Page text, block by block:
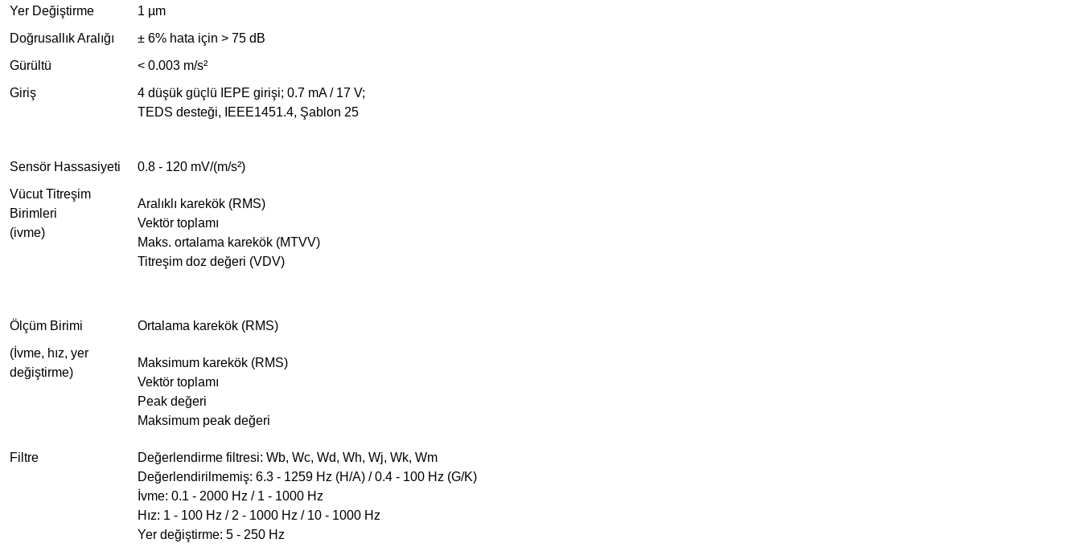
Yer Değiştirme
1 µm
Doğrusallık Aralığı
± 6% hata için > 75 dB
Gürültü
< 0.003 m/s²
Giriş
4 düşük güçlü IEPE girişi; 0.7 mA / 17 V;
TEDS desteği, IEEE1451.4, Şablon 25
Sensör Hassasiyeti
0.8 - 120 mV/(m/s²)
Vücut Titreşim
Birimleri
(ivme)
Aralıklı karekök (RMS)
Vektör toplamı
Maks. ortalama karekök (MTVV)
Titreşim doz değeri (VDV)
Ölçüm Birimi
Ortalama karekök (RMS)
(İvme, hız, yer
değiştirme)
Maksimum karekök (RMS)
Vektör toplamı
Peak değeri
Maksimum peak değeri
Filtre
Değerlendirme filtresi: Wb, Wc, Wd, Wh, Wj, Wk, Wm
Değerlendirilmemiş: 6.3 - 1259 Hz (H/A) / 0.4 - 100 Hz (G/K)
İvme: 0.1 - 2000 Hz / 1 - 1000 Hz
Hız: 1 - 100 Hz / 2 - 1000 Hz / 10 - 1000 Hz
Yer değiştirme: 5 - 250 Hz